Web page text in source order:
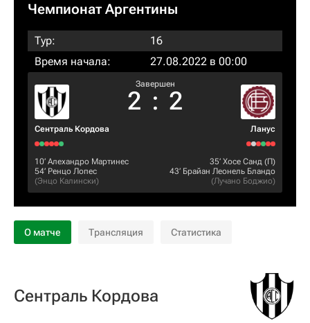
Чемпионат Аргентины
Тур:
16
Время начала:
27.08.2022 в 00:00
Сентраль Кордова
Завершен
2 : 2
Ланус
10‎’‎ Алехандро Мартинес
54‎’‎ Ренцо Лопес
(Энцо Калински)
35‎’‎ Хосе Санд (П)
43‎’‎ Брайан Леонель Бландо
(Лучано Боджио)
О матче Трансляция Статистика
Сентраль Кордова